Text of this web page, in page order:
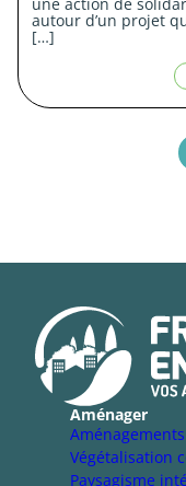
autour d’un projet
[…]
Aménager
Végétalisation
Paysagisme